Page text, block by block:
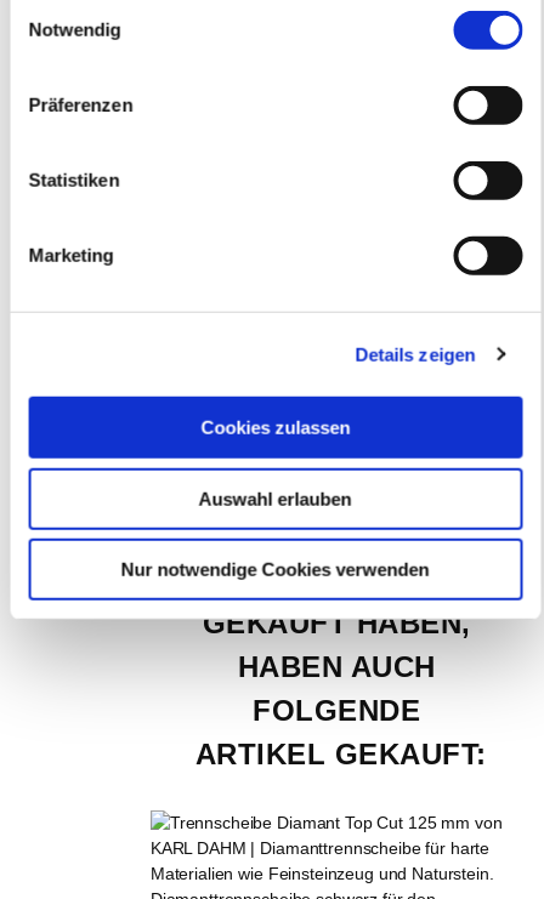
Notwendig
Präferenzen
Statistiken
Marketing
Details zeigen
Cookies zulassen
Auswahl erlauben
Nur notwendige Cookies verwenden
Diamant Schleifstein,
43,98Exkl. MwSt
KUNDEN, DIE
DIESEN ARTIKEL
GEKAUFT HABEN,
HABEN AUCH
FOLGENDE
ARTIKEL GEKAUFT: